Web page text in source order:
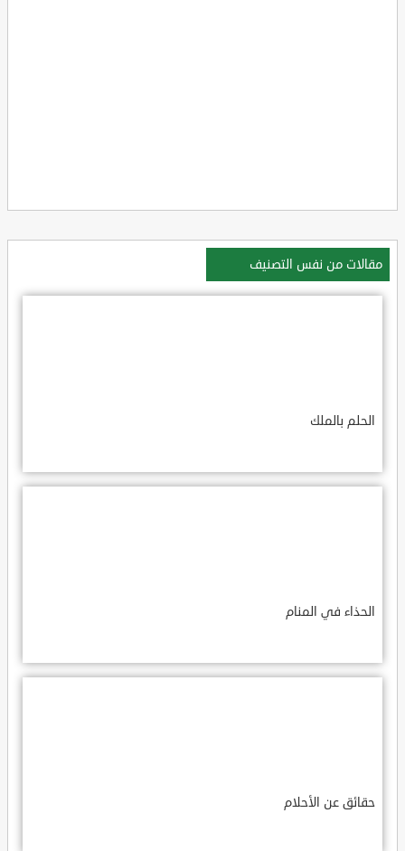
مقالات من نفس التصنيف
الحلم بالملك
الحذاء في المنام
حقائق عن الأحلام